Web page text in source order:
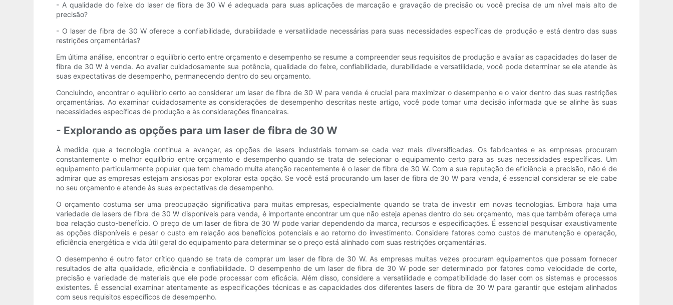
- A qualidade do feixe do laser de fibra de 30 W é adequada para suas aplicações de marcação e gravação de precisão ou você precisa de um nível mais alto de
precisão?
- O laser de fibra de 30 W oferece a confiabilidade, durabilidade e versatilidade necessárias para suas necessidades específicas de produção e está dentro das suas
restrições orçamentárias?
Em última análise, encontrar o equilíbrio certo entre orçamento e desempenho se resume a compreender seus requisitos de produção e avaliar as capacidades do laser de
fibra de 30 W à venda. Ao avaliar cuidadosamente sua potência, qualidade do feixe, confiabilidade, durabilidade e versatilidade, você pode determinar se ele atende às
suas expectativas de desempenho, permanecendo dentro do seu orçamento.
Concluindo, encontrar o equilíbrio certo ao considerar um laser de fibra de 30 W para venda é crucial para maximizar o desempenho e o valor dentro das suas restrições
orçamentárias. Ao examinar cuidadosamente as considerações de desempenho descritas neste artigo, você pode tomar uma decisão informada que se alinhe às suas
necessidades específicas de produção e às considerações financeiras.
- Explorando as opções para um laser de fibra de 30 W
À medida que a tecnologia continua a avançar, as opções de lasers industriais tornam-se cada vez mais diversificadas. Os fabricantes e as empresas procuram
constantemente o melhor equilíbrio entre orçamento e desempenho quando se trata de selecionar o equipamento certo para as suas necessidades específicas. Um
equipamento particularmente popular que tem chamado muita atenção recentemente é o laser de fibra de 30 W. Com a sua reputação de eficiência e precisão, não é de
admirar que as empresas estejam ansiosas por explorar esta opção. Se você está procurando um laser de fibra de 30 W para venda, é essencial considerar se ele cabe
no seu orçamento e atende às suas expectativas de desempenho.
O orçamento costuma ser uma preocupação significativa para muitas empresas, especialmente quando se trata de investir em novas tecnologias. Embora haja uma
variedade de lasers de fibra de 30 W disponíveis para venda, é importante encontrar um que não esteja apenas dentro do seu orçamento, mas que também ofereça uma
boa relação custo-benefício. O preço de um laser de fibra de 30 W pode variar dependendo da marca, recursos e especificações. É essencial pesquisar exaustivamente
as opções disponíveis e pesar o custo em relação aos benefícios potenciais e ao retorno do investimento. Considere fatores como custos de manutenção e operação,
eficiência energética e vida útil geral do equipamento para determinar se o preço está alinhado com suas restrições orçamentárias.
O desempenho é outro fator crítico quando se trata de comprar um laser de fibra de 30 W. As empresas muitas vezes procuram equipamentos que possam fornecer
resultados de alta qualidade, eficiência e confiabilidade. O desempenho de um laser de fibra de 30 W pode ser determinado por fatores como velocidade de corte,
precisão e variedade de materiais que ele pode processar com eficácia. Além disso, considere a versatilidade e compatibilidade do laser com os sistemas e processos
existentes. É essencial examinar atentamente as especificações técnicas e as capacidades dos diferentes lasers de fibra de 30 W para garantir que estejam alinhados
com seus requisitos específicos de desempenho.